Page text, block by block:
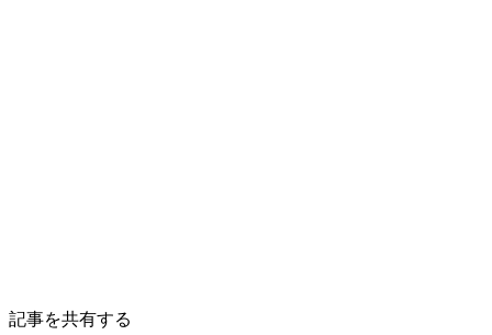
記事を共有する